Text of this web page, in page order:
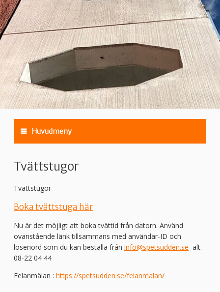
Huvudmeny
Tvättstugor
Tvättstugor
Boka tvättstuga här
Nu är det möjligt att boka tvättid från datorn. Använd
ovanstående länk tillsammans med användar-ID och
lösenord som du kan beställa från info@spetsudden.se alt.
08-22 04 44
Felanmälan : https://spetsudden.se/felanmalan/